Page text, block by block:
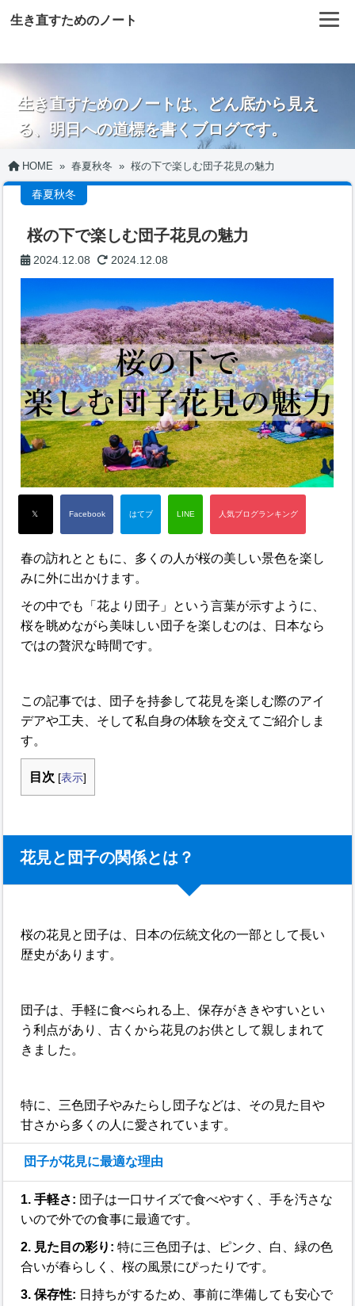
生き直すためのノート
生き直すためのノートは、どん底から見え
る、明日への道標を書くブログです。
HOME » 春夏秋冬 » 桜の下で楽しむ団子花見の魅力
春夏秋冬
桜の下で楽しむ団子花見の魅力
2024.12.08 2024.12.08
春の訪れとともに、多くの人が桜の美しい景色を楽し
みに外に出かけます。
その中でも「花より団子」という言葉が示すように、
桜を眺めながら美味しい団子を楽しむのは、日本なら
ではの贅沢な時間です。
この記事では、団子を持参して花見を楽しむ際のアイ
デアや工夫、そして私自身の体験を交えてご紹介しま
す。
目次 [表示]
花見と団子の関係とは？
桜の花見と団子は、日本の伝統文化の一部として長い
歴史があります。
団子は、手軽に食べられる上、保存がききやすいとい
う利点があり、古くから花見のお供として親しまれて
きました。
特に、三色団子やみたらし団子などは、その見た目や
甘さから多くの人に愛されています。
団子が花見に最適な理由
1. 手軽さ: 団子は一口サイズで食べやすく、手を汚さな
いので外での食事に最適です。
2. 見た目の彩り: 特に三色団子は、ピンク、白、緑の色
合いが春らしく、桜の風景にぴったりです。
3. 保存性: 日持ちがするため、事前に準備しても安心で